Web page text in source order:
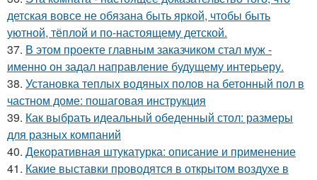
детская вовсе не обязана быть яркой, чтобы быть
уютной, тёплой и по-настоящему детской.
37. В этом проекте главным заказчиком стал муж -
именно он задал направление будущему интерьеру.
38. Установка теплых водяных полов на бетонный пол в
частном доме: пошаговая инструкция
39. Как выбрать идеальный обеденный стол: размеры
для разных компаний
40. Декоративная штукатурка: описание и применение
41. Какие выставки проводятся в открытом воздухе в